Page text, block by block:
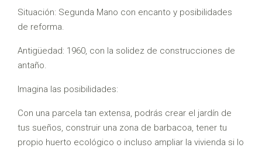
Situación: Segunda Mano con encanto y posibilidades
de reforma.
Antigüedad: 1960, con la solidez de construcciones de
antaño.
Imagina las posibilidades:
Con una parcela tan extensa, podrás crear el jardín de
tus sueños, construir una zona de barbacoa, tener tu
propio huerto ecológico o incluso ampliar la vivienda si lo